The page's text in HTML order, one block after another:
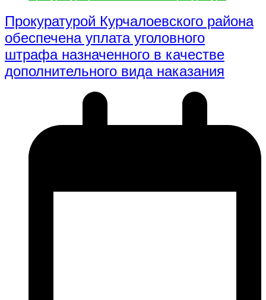
Прокуратурой Курчалоевского района
обеспечена уплата уголовного
штрафа назначенного в качестве
дополнительного вида наказания